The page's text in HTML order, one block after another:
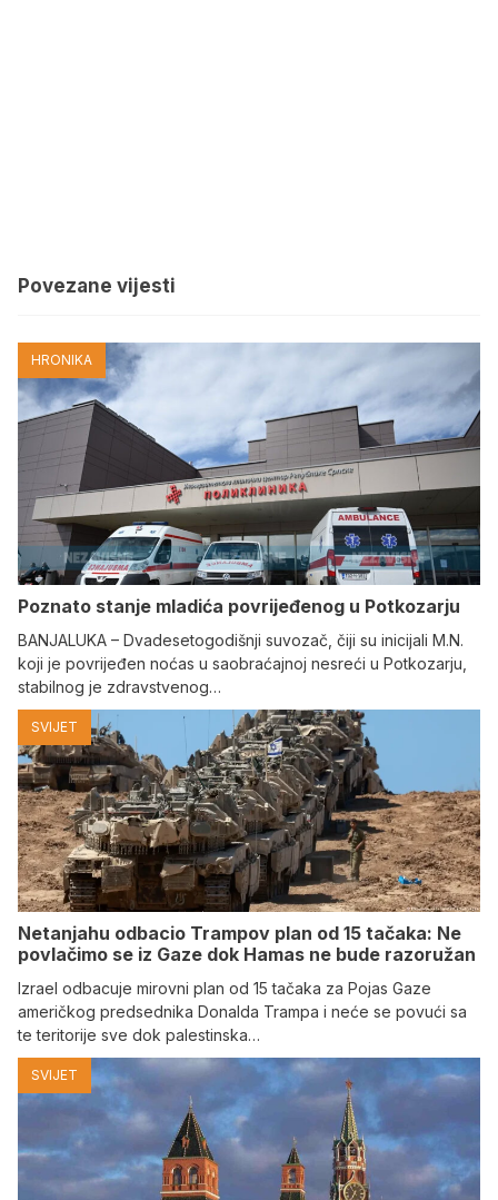
Povezane vijesti
HRONIKA
Poznato stanje mladića povrijeđenog u Potkozarju
BANJALUKA – Dvadesetogodišnji suvozač, čiji su inicijali M.N.
koji je povrijeđen noćas u saobraćajnoj nesreći u Potkozarju,
stabilnog je zdravstvenog…
SVIJET
Netanjahu odbacio Trampov plan od 15 tačaka: Ne
povlačimo se iz Gaze dok Hamas ne bude razoružan
Izrael odbacuje mirovni plan od 15 tačaka za Pojas Gaze
američkog predsednika Donalda Trampa i neće se povući sa
te teritorije sve dok palestinska…
SVIJET